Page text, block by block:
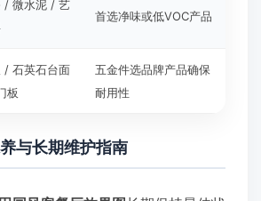
/ 微水泥 / 艺
首选净味或低VOC产品
/ 石英石台面
板
五金件选品牌产品确保
耐用性
与长期维护指南